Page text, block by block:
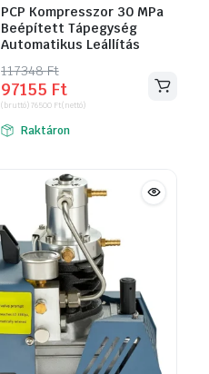
PCP Kompresszor 30 MPa
Beépített Tápegység
Automatikus Leállítás
117348Ft
Original
price
was:
117348 Ft.
97155 Ft
Current
price
is:
97155 Ft.
(bruttó)76500 Ft(nettó)
Raktáron